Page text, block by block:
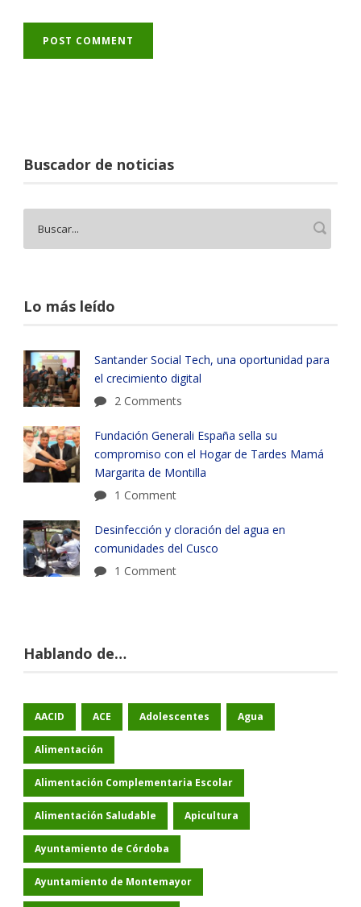
Buscador de noticias
Lo más leído
Santander Social Tech, una oportunidad para
el crecimiento digital
2 Comments
Fundación Generali España sella su
compromiso con el Hogar de Tardes Mamá
Margarita de Montilla
1 Comment
Desinfección y cloración del agua en
comunidades del Cusco
1 Comment
Hablando de…
AACID ACE Adolescentes Agua
Alimentación
Alimentación Complementaria Escolar
Alimentación Saludable Apicultura
Ayuntamiento de Córdoba
Ayuntamiento de Montemayor